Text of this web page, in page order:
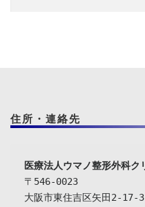
住所・連絡先
〒546-0023
大阪市東住吉区矢田2-17-3